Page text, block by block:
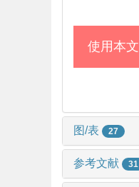
使用本文
图/表 27
参考文献 31